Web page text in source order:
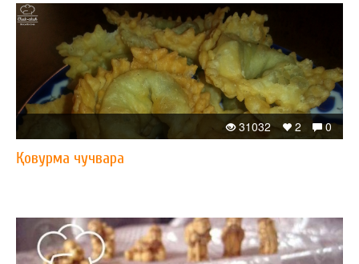
0
2
31032
Қовурма чучвара